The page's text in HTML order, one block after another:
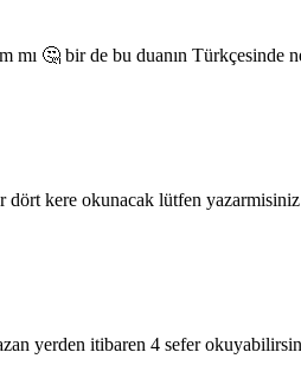
mı 🤔 bir de bu duanın Türkçesinde
dört kere okunacak lütfen yazarmisiniz
yerden itibaren 4 sefer